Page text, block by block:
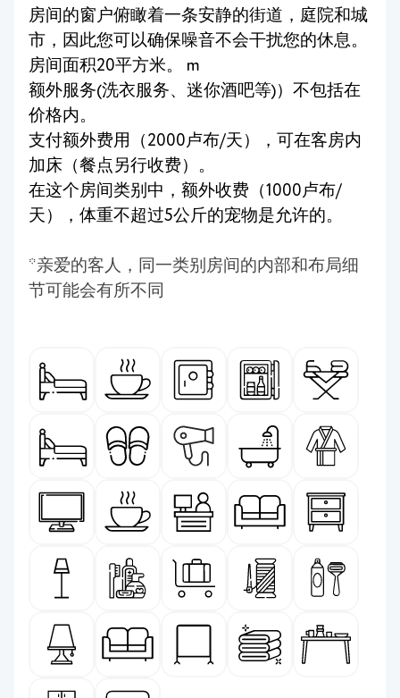
房间的窗户俯瞰着一条安静的街道，庭院和城
市，因此您可以确保噪音不会干扰您的休息。
房间面积20平方米。 m
额外服务(洗衣服务、迷你酒吧等)）不包括在
价格内。
支付额外费用（2000卢布/天），可在客房内
加床（餐点另行收费）。
在这个房间类别中，额外收费（1000卢布/
天），体重不超过5公斤的宠物是允许的。
*亲爱的客人，同一类别房间的内部和布局细
节可能会有所不同